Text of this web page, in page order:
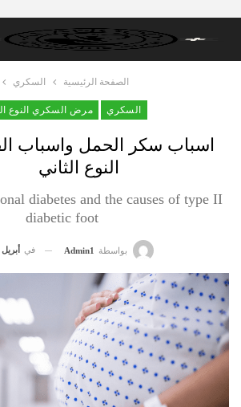
الصفحة الرئيسية السكري
السكري
اسباب سكر الحمل واسباب
النوع الثاني
diabetes and the causes of type II
diabetic foot
بواسطة Admin1 في أبريل 2, 2021